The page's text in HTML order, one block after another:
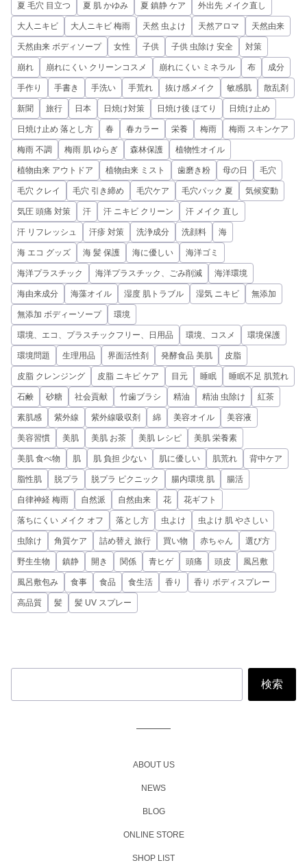
夏 毛穴 目立つ 夏 肌 かゆみ 夏 鎮静 ケア 外出先 メイク直し
大人ニキビ 大人ニキビ 梅雨 天然 虫よけ 天然アロマ 天然由来
天然由来 ボディソープ 女性 子供 子供 虫除け 安全 対策
崩れ 崩れにくい クリーンコスメ 崩れにくい ミネラル 布 成分
手作り 手書き 手洗い 手荒れ 抜け感メイク 敏感肌 散乱剤
新聞 旅行 日本 日焼け対策 日焼け後 ほてり 日焼け止め
日焼け止め 落とし方 春 春カラー 栄養 梅雨 梅雨 スキンケア
梅雨 不調 梅雨 肌 ゆらぎ 森林保護 植物性オイル
植物由来 アウトドア 植物由来 ミスト 歯磨き粉 母の日 毛穴
毛穴 クレイ 毛穴 引き締め 毛穴ケア 毛穴パック 夏 気候変動
気圧 頭痛 対策 汗 汗 ニキビ クリーン 汗 メイク 直し
汗 リフレッシュ 汗疹 対策 洗浄成分 洗顔料 海
海 エコ グッズ 海 髪 保護 海に優しい 海洋ゴミ
海洋プラスチック 海洋プラスチック、ごみ削減 海洋環境
海由来成分 海藻オイル 湿度 肌トラブル 湿気 ニキビ 無添加
無添加 ボディーソープ 環境
環境、エコ、プラスチックフリー、日用品 環境、コスメ 環境保護
環境問題 生理用品 界面活性剤 発酵食品 美肌 皮脂
皮脂 クレンジング 皮脂 ニキビ ケア 目元 睡眠 睡眠不足 肌荒れ
石鹸 砂糖 社会貢献 竹歯ブラシ 精油 精油 虫除け 紅茶
素肌感 紫外線 紫外線吸収剤 綿 美容オイル 美容液
美容習慣 美肌 美肌 お茶 美肌 レシピ 美肌 栄養素
美肌 食べ物 肌 肌 負担 少ない 肌に優しい 肌荒れ 背中ケア
脂性肌 脱プラ 脱プラ ピクニック 腸内環境 肌 腸活
自律神経 梅雨 自然派 自然由来 花 花ギフト
落ちにくい メイク オフ 落とし方 虫よけ 虫よけ 肌 やさしい
虫除け 角質ケア 詰め替え 旅行 買い物 赤ちゃん 選び方
野生生物 鎮静 開き 関係 青ヒゲ 頭痛 頭皮 風呂敷
風呂敷包み 食事 食品 食生活 香り 香り ボディスプレー
高品質 髪 髪 UV スプレー
ABOUT US
NEWS
BLOG
ONLINE STORE
SHOP LIST